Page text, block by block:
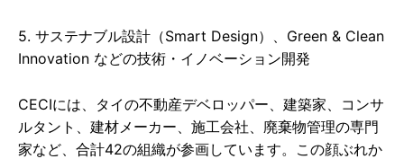
5. サステナブル設計（Smart Design）、Green & Clean
Innovation などの技術・イノベーション開発
CECIには、タイの不動産デベロッパー、建築家、コンサ
ルタント、建材メーカー、施工会社、廃棄物管理の専門
家など、合計42の組織が参画しています。この顔ぶれか